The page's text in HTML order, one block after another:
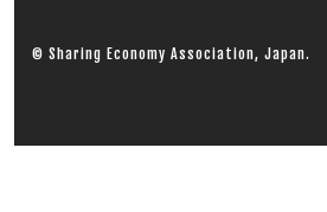
© Sharing Economy Association, Japan.